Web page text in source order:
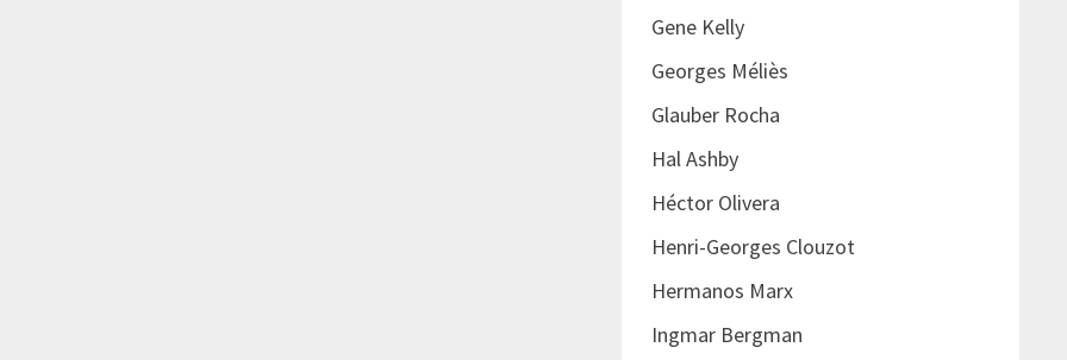
Gene Kelly
Georges Méliès
Glauber Rocha
Hal Ashby
Héctor Olivera
Henri-Georges Clouzot
Hermanos Marx
Ingmar Bergman